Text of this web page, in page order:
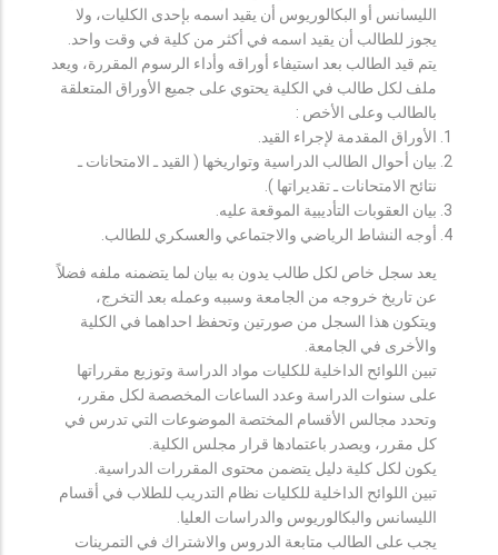
الليسانس أو البكالوريوس أن يقيد اسمه بإحدى الكليات، ولا
يجوز للطالب أن يقيد اسمه في أكثر من كلية في وقت واحد.
يتم قيد الطالب بعد استيفاء أوراقه وأداء الرسوم المقررة، ويعد
ملف لكل طالب في الكلية يحتوي على جميع الأوراق المتعلقة
بالطالب وعلى الأخص :
الأوراق المقدمة لإجراء القيد.
بيان أحوال الطالب الدراسية وتواريخها ( القيد ـ الامتحانات ـ
نتائح الامتحانات ـ تقديراتها ).
بيان العقوبات التأديبية الموقعة عليه.
أوجه النشاط الرياضي والاجتماعي والعسكري للطالب.
يعد سجل خاص لكل طالب يدون به بيان لما يتضمنه ملفه فضلاً
عن تاريخ خروجه من الجامعة وسببه وعمله بعد التخرج،
ويتكون هذا السجل من صورتين وتحفظ احداهما في الكلية
والأخرى في الجامعة.
تبين اللوائح الداخلية للكليات مواد الدراسة وتوزيع مقرراتها
على سنوات الدراسة وعدد الساعات المخصصة لكل مقرر،
وتحدد مجالس الأقسام المختصة الموضوعات التي تدرس في
كل مقرر، ويصدر باعتمادها قرار مجلس الكلية.
يكون لكل كلية دليل يتضمن محتوى المقررات الدراسية.
تبين اللوائح الداخلية للكليات نظام التدريب للطلاب في أقسام
الليسانس والبكالوريوس والدراسات العليا.
يجب على الطالب متابعة الدروس والاشتراك في التمرينات